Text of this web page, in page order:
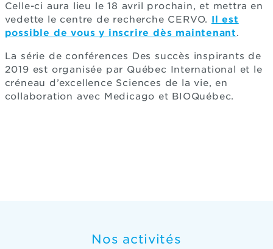
Celle-ci aura lieu le 18 avril prochain, et mettra en
vedette le centre de recherche CERVO. Il est
possible de vous y inscrire dès maintenant.
La série de conférences Des succès inspirants de
2019 est organisée par Québec International et le
créneau d’excellence Sciences de la vie, en
collaboration avec Medicago et BIOQuébec.
Nos activités